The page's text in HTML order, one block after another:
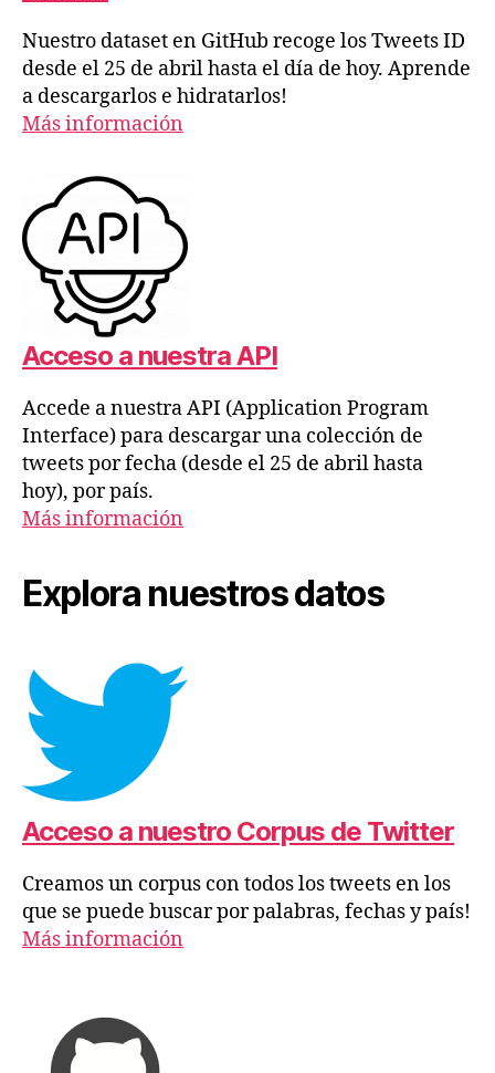
Nuestro dataset en GitHub recoge los Tweets ID
desde el 25 de abril hasta el día de hoy. Aprende
a descargarlos e hidratarlos!
Más información
Acceso a nuestra API
Accede a nuestra API (Application Program
Interface) para descargar una colección de
tweets por fecha (desde el 25 de abril hasta
hoy), por país.
Más información
Explora nuestros datos
Acceso a nuestro Corpus de Twitter
Creamos un corpus con todos los tweets en los
que se puede buscar por palabras, fechas y país!
Más información